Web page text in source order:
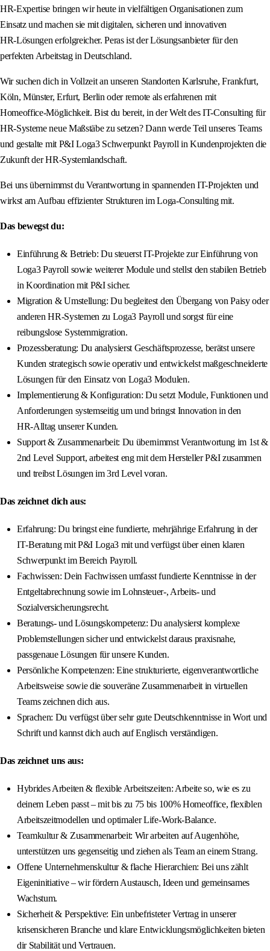
HR-Expertise bringen wir heute in vielfältigen Organisationen zum
Einsatz und machen sie mit digitalen, sicheren und innovativen
HR‑Lösungen erfolgreicher. Peras ist der Lösungsanbieter für den
perfekten Arbeitstag in Deutschland.
Wir suchen dich in Vollzeit an unseren Standorten Karlsruhe, Frankfurt,
Köln, Münster, Erfurt, Berlin oder remote als erfahrenen mit
Homeoffice‑Möglichkeit. Bist du bereit, in der Welt des IT-Consulting für
HR-Systeme neue Maßstäbe zu setzen? Dann werde Teil unseres Teams
und gestalte mit P&I Loga3 Schwerpunkt Payroll in Kundenprojekten die
Zukunft der HR‑Systemlandschaft.
Bei uns übernimmst du Verantwortung in spannenden IT-Projekten und
wirkst am Aufbau effizienter Strukturen im Loga‑Consulting mit.
Das bewegst du:
Einführung & Betrieb: Du steuerst IT-Projekte zur Einführung von
Loga3 Payroll sowie weiterer Module und stellst den stabilen Betrieb
in Koordination mit P&I sicher.
Migration & Umstellung: Du begleitest den Übergang von Paisy oder
anderen HR-Systemen zu Loga3 Payroll und sorgst für eine
reibungslose Systemmigration.
Prozessberatung: Du analysierst Geschäftsprozesse, berätst unsere
Kunden strategisch sowie operativ und entwickelst maßgeschneiderte
Lösungen für den Einsatz von Loga3 Modulen.
Implementierung & Konfiguration: Du setzt Module, Funktionen und
Anforderungen systemseitig um und bringst Innovation in den
HR‑Alltag unserer Kunden.
Support & Zusammenarbeit: Du übernimmst Verantwortung im 1st &
2nd Level Support, arbeitest eng mit dem Hersteller P&I zusammen
und treibst Lösungen im 3rd Level voran.
Das zeichnet dich aus:
Erfahrung: Du bringst eine fundierte, mehrjährige Erfahrung in der
IT‑Beratung mit P&I Loga3 mit und verfügst über einen klaren
Schwerpunkt im Bereich Payroll.
Fachwissen: Dein Fachwissen umfasst fundierte Kenntnisse in der
Entgeltabrechnung sowie im Lohnsteuer‑, Arbeits- und
Sozialversicherungsrecht.
Beratungs- und Lösungskompetenz: Du analysierst komplexe
Problemstellungen sicher und entwickelst daraus praxisnahe,
passgenaue Lösungen für unsere Kunden.
Persönliche Kompetenzen: Eine strukturierte, eigenverantwortliche
Arbeitsweise sowie die souveräne Zusammenarbeit in virtuellen
Teams zeichnen dich aus.
Sprachen: Du verfügst über sehr gute Deutschkenntnisse in Wort und
Schrift und kannst dich auch auf Englisch verständigen.
Das zeichnet uns aus:
Hybrides Arbeiten & flexible Arbeitszeiten: Arbeite so, wie es zu
deinem Leben passt – mit bis zu 75 bis 100% Homeoffice, flexiblen
Arbeitszeitmodellen und optimaler Life‑Work‑Balance.
Teamkultur & Zusammenarbeit: Wir arbeiten auf Augenhöhe,
unterstützen uns gegenseitig und ziehen als Team an einem Strang.
Offene Unternehmenskultur & flache Hierarchien: Bei uns zählt
Eigeninitiative – wir fördern Austausch, Ideen und gemeinsames
Wachstum.
Sicherheit & Perspektive: Ein unbefristeter Vertrag in unserer
krisensicheren Branche und klare Entwicklungsmöglichkeiten bieten
dir Stabilität und Vertrauen.